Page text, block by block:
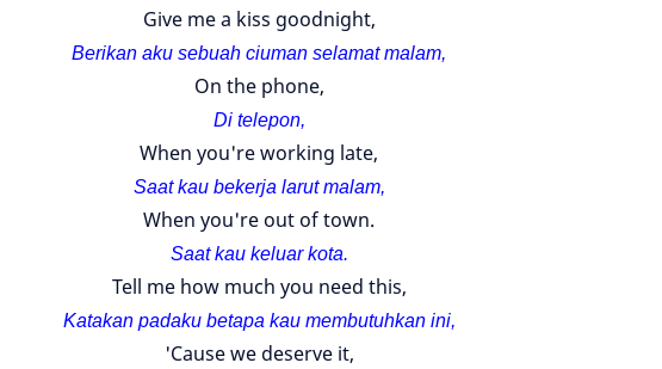
Give me a kiss goodnight,
Berikan aku sebuah ciuman selamat malam,
On the phone,
Di telepon,
When you're working late,
Saat kau bekerja larut malam,
When you're out of town.
Saat kau keluar kota.
Tell me how much you need this,
Katakan padaku betapa kau membutuhkan ini,
'Cause we deserve it,